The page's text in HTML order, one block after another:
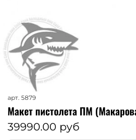
арт. 5879
Макет пистолета ПМ
39990.00 руб